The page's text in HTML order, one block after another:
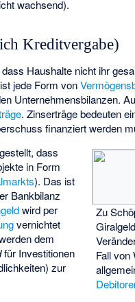
wachsend).
Kreditvergabe)
Haushalte nicht ihr
jede Form von
Unternehmensbilanzen.
. Zinserträge bedeuten
finanziert werden
Zu
Fall von
dass
in Form
). Das ist
Bankbilanz
wird per
vernichtet
dem
für Investitionen
zur